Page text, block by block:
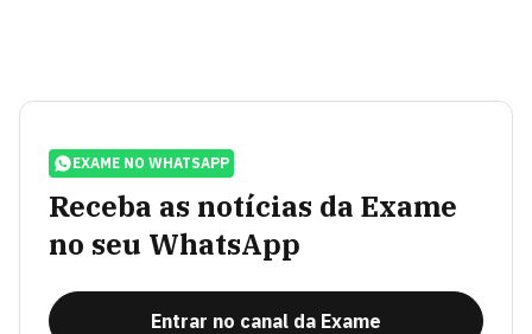
EXAME NO WHATSAPP
Receba as notícias da Exame
no seu WhatsApp
Entrar no canal da Exame